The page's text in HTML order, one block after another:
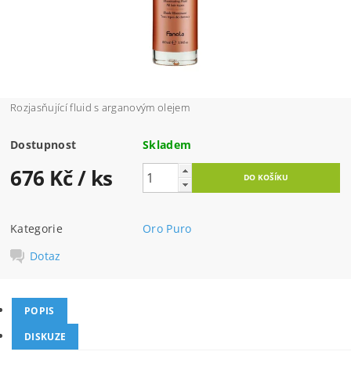
Rozjasňující fluid s arganovým olejem
Dostupnost Skladem
676 Kč/ ks
Kategorie
Oro Puro
Dotaz
POPIS
DISKUZE